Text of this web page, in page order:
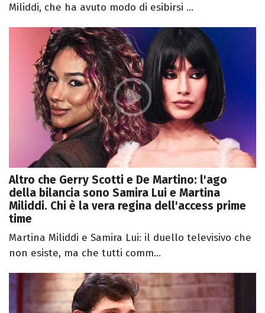
Miliddi, che ha avuto modo di esibirsi ...
Altro che Gerry Scotti e De Martino: l'ago
della bilancia sono Samira Lui e Martina
Miliddi. Chi è la vera regina dell'access prime
time
Martina Miliddi e Samira Lui: il duello televisivo che
non esiste, ma che tutti comm...